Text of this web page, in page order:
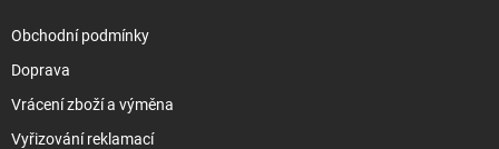
Obchodní podmínky
Doprava
Vrácení zboží a výměna
Vyřizování reklamací